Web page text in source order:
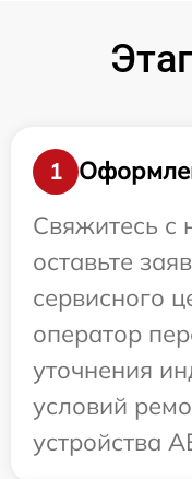
1
Свяжитесь с
оставьте
сервисного
оператор
уточнения
условий
устройства